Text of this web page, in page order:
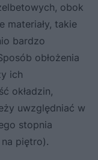
obok
materiały, takie
bardzo
obłożenia
ich
okładzin,
uwzględniać w
stopnia
piętro).